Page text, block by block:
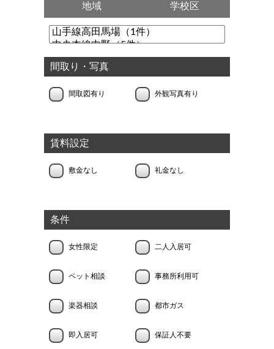
地域 学校区
間取り・写真
間取図有り 外観写真有り
賃料設定
敷金なし 礼金なし
条件
女性限定 二人入居可
ペット相談 事務所利用可
楽器相談 都市ガス
即入居可 保証人不要